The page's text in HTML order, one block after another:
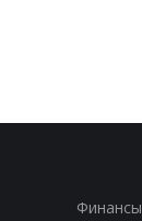
Финансы